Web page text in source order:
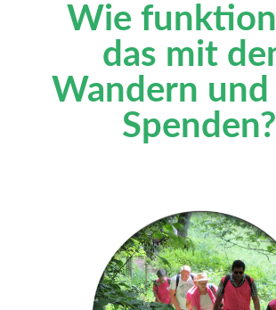
Wie
das mit
Wandern und
Spenden?